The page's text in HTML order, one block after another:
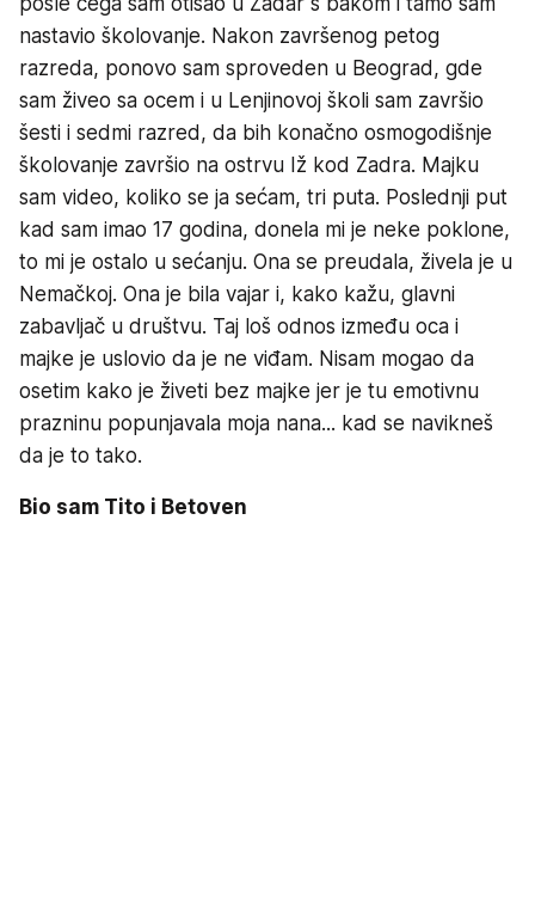
nastavio školovanje. Nakon završenog petog
razreda, ponovo sam sproveden u Beograd, gde
sam živeo sa ocem i u Lenjinovoj školi sam završio
šesti i sedmi razred, da bih konačno osmogodišnje
školovanje završio na ostrvu Iž kod Zadra. Majku
sam video, koliko se ja sećam, tri puta. Poslednji put
kad sam imao 17 godina, donela mi je neke poklone,
to mi je ostalo u sećanju. Ona se preudala, živela je u
Nemačkoj. Ona je bila vajar i, kako kažu, glavni
zabavljač u društvu. Taj loš odnos između oca i
majke je uslovio da je ne viđam. Nisam mogao da
osetim kako je živeti bez majke jer je tu emotivnu
prazninu popunjavala moja nana... kad se navikneš
da je to tako.
Bio sam Tito i Betoven